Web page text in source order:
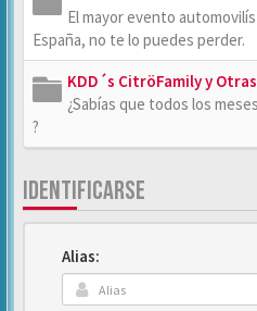
El mayor evento
España, no te lo puedes perder.
KDD´s CitröFamily y
¿Sabías que todos los
?
IDENTIFICARSE
Alias: